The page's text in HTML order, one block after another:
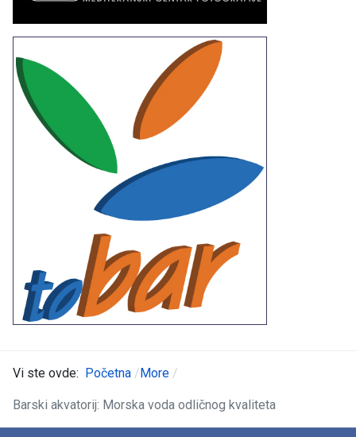
Vi ste ovde: Početna More
Barski akvatorij: Morska voda odličnog kvaliteta